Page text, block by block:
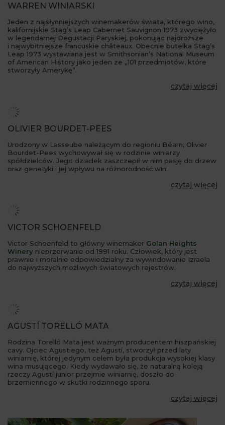
WARREN WINIARSKI
Jeden z najsłynniejszych winemakerów świata, którego wino,
kalifornijskie Stag’s Leap Cabernet Sauvignon 1973 zwyciężyło
w legendarnej Degustacji Paryskiej, pokonując najdroższe
i najwybitniejsze francuskie châteaux. Obecnie butelka Stag’s
Leap 1973 wystawiana jest w Smithsonian’s National Museum
of American History jako jeden ze „101 przedmiotów, które
stworzyły Amerykę”.
czytaj więcej
OLIVIER BOURDET-PEES
Urodzony w Lasseube należącym do regioniu Béarn, Olivier
Bourdet-Pees wychowywał się w rodzinie winiarzy
spółdzielców. Jego dziadek zaszczepił w nim pasję do drzew
oraz genetyki i jej wpływu na różnorodność win.
czytaj więcej
VICTOR SCHOENFELD
Victor Schoenfeld to główny winemaker Golan Heights
Winery nieprzerwanie od 1991 roku. Człowiek, który jest
prawnie i moralnie odpowiedzialny za wywindowanie Izraela
do najwyższych możliwych światowych rejestrów.
czytaj więcej
AGUSTÍ TORELLÓ MATA
Rodzina Torelló Mata jest ważnym producentem hiszpańskiej
cavy. Ojciec Agustiego, też Agustí, stworzył przed laty
winiarnię, której jedynym celem była produkcja wysokiej klasy
wina musującego. Kiedy wydawało się, że naturalną koleją
rzeczy Agustí junior przejmie winiarnię, doszło do
brzemiennego w skutki rodzinnego sporu.
czytaj więcej